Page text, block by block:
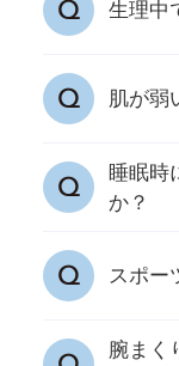
があっ
生理中
ご着用
合、着
肌が弱
個人差
え、着
睡眠時
か？
睡眠時
スポー
スポー
腕まく